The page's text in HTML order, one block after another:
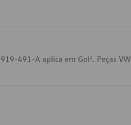
491-A aplica em Golf. Peças VW